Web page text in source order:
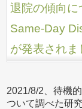
退院の傾向
Same-Day
が発表されま
2021/8/2、待機
ついて調べた研